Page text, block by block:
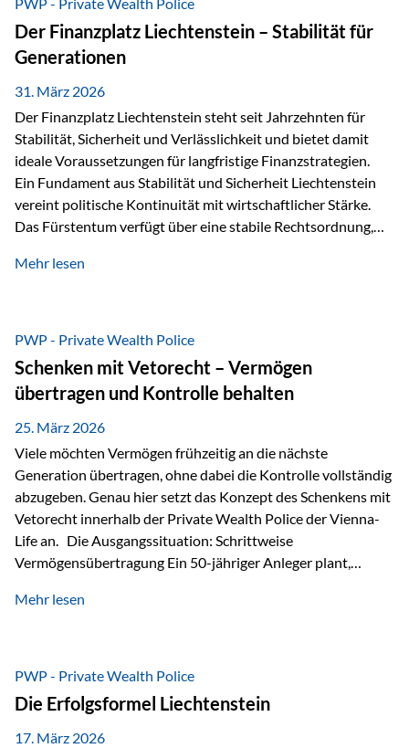
heißt das:Diese Gelder gehören im Konkursfall nicht zur
allgemeinen Konkursmasse, sondern werden ausschließlich
zur Erfüllung…
Der Finanzplatz Liechtenstein – Stabilität für
Generationen
31. März 2026
Der Finanzplatz Liechtenstein steht seit Jahrzehnten für
Stabilität, Sicherheit und Verlässlichkeit und bietet damit
ideale Voraussetzungen für langfristige Finanzstrategien.
Ein Fundament aus Stabilität und Sicherheit Liechtenstein
vereint politische Kontinuität mit wirtschaftlicher Stärke.
Das Fürstentum verfügt über eine stabile Rechtsordnung,
monarchischen Elementen basiert. Diese Struktur schafft
und Unternehmen. Ein wesentliches Merkmal ist die
Staatsfinanzierung: Liechtenstein weist keine
Staatsschulden auf, und der Schutz der wirtschaftlichen
Interessen der Bevölkerung ist in der Verfassung verankert.
Besonders hervorzuheben ist hierbei Artikel 14 der
liechtensteinischen Verfassung. Darin…
Mehr lesen
PWP - Private Wealth Police
Schenken mit Vetorecht – Vermögen
übertragen und Kontrolle behalten
25. März 2026
Viele möchten Vermögen frühzeitig an die nächste
Generation übertragen, ohne dabei die Kontrolle vollständig
abzugeben. Genau hier setzt das Konzept des Schenkens mit
Vetorecht innerhalb der Private Wealth Police der Vienna-
Life an. Die Ausgangssituation: Schrittweise
Vermögensübertragung Ein 50-jähriger Anleger plant,
der steuerliche Freibetrag optimal genutzt werden, sondern
strukturierte, langfristige Vermögensübertragung, ohne die
Kontrolle vollständig aus der Hand zu geben. Die Lösung:
Abschmelzung mit Vetorecht Die Umsetzung erfolgt über die
Private Wealth Police…
Mehr lesen
PWP - Private Wealth Police
Die Erfolgsformel Liechtenstein
17. März 2026